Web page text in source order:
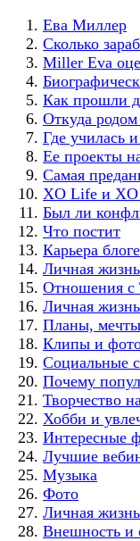
Ева Миллер
Сколько
Miller Eva
Как прошли
Откуда
Где училась
Ее проекты
Самая
XO Life и XO
Был ли
Что постит
Карьера
Личная
Отношения с
Личная
Планы, мечты
Клипы и
Социальные
Почему
Творчество
Хобби и
Интересные
Лучшие
Музыка
Фото
Личная жизнь
Внешность и